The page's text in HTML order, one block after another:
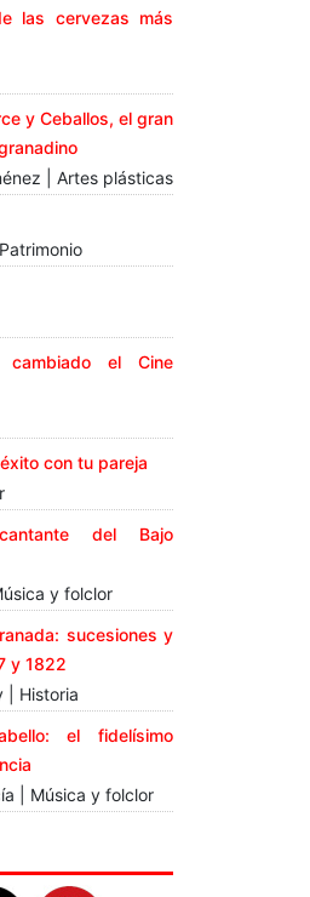
las cervezas más
y Ceballos, el gran
| Artes plásticas
el Cine
con tu pareja
del Bajo
y folclor
sucesiones y
y 1822
| Historia
el fidelísimo
| Música y folclor